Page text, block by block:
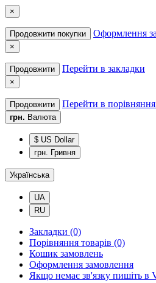
×
Продовжити покупки Оформлення
×
Продовжити Перейти в закладки
×
Продовжити Перейти в порівняння
грн. Валюта
$ US Dollar
грн. Гривня
Українська
UA
RU
Закладки (0)
Порівняння товарів (0)
Кошик замовлень
Оформлення замовлення
Якщо немає зв'язку пишіть в